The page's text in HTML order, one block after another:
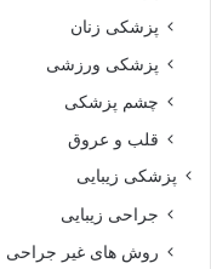
پزشکی زنان
پزشکی ورزشی
چشم پزشکی
قلب و عروق
پزشکی زیبایی
جراحی زیبایی
روش های غیر جراحی